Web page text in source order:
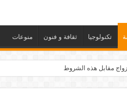
تكنولوجيا ثقافة و فنون منوعات
مقابل هذه الشروط